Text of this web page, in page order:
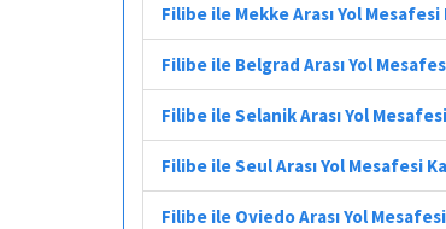
Filibe ile Mekke Arası Yol
Filibe ile Belgrad Arası Yol
Filibe ile Selanik Arası Yol
Filibe ile Seul Arası Yol Mesafesi
Filibe ile Oviedo Arası Yol